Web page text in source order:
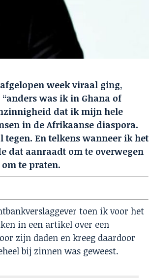
week viraal ging,
was ik in Ghana of
dat ik mijn hele
in de Afrikaanse diaspora.
En telkens wanneer ik het
dat aanraadt om te overwegen
te praten.
toen ik voor het
in een artikel over een
zijn daden en kreeg daardoor
bij zinnen was geweest.